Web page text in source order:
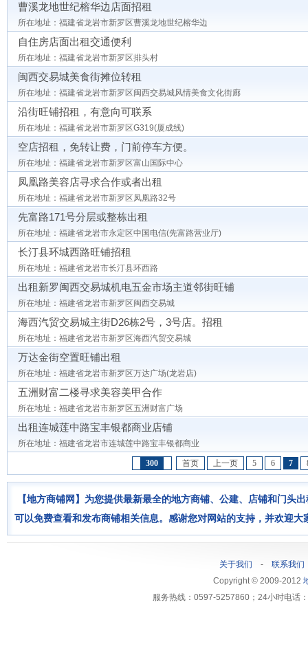
曹溪龙地世纪榕华边店面招租
所在地址：福建省龙岩市新罗区曹溪龙地世纪榕华边
自住房店面出租交通便利
所在地址：福建省龙岩市新罗区排头村
闽西交易城美食街摊位转租
所在地址：福建省龙岩市新罗区闽西交易城风情美食文化街廊
沿街旺铺招租，有意向可联系
所在地址：福建省龙岩市新罗区G319(厦成线)
空店招租，免转让费，门前停车方便。
所在地址：福建省龙岩市新罗区富山国际中心
凤凰路美容店寻求合作或者出租
所在地址：福建省龙岩市新罗区凤凰路32号
先富路171号分层或整栋出租
所在地址：福建省龙岩市永定区中国电信(先富路营业厅)
长汀县环城西路旺铺招租
所在地址：福建省龙岩市长汀县环西路
出租新罗闽西交易城机电五金市场主道邻街旺铺
所在地址：福建省龙岩市新罗区闽西交易城
海西汽贸交易城主街D26栋2号，3号店。招租
所在地址：福建省龙岩市新罗区海西汽贸交易城
万达金街空置旺铺出租
所在地址：福建省龙岩市新罗区万达广场(龙岩店)
五洲财富二楼寻求美容美甲合作
所在地址：福建省龙岩市新罗区五洲财富广场
出租连城莲中路宝丰银都商业店铺
所在地址：福建省龙岩市连城莲中路宝丰银都商业
300 首页 上一页 5 6 7
【地方商铺网】为您提供最新最全的地方商铺、公建、店铺和门头
可以免费查看和发布商铺相关信息。感谢您对网站的支持，并欢迎
关于我们 - 联系我们
Copyright © 2009-2012
服务热线：0597-5257860；24小时电